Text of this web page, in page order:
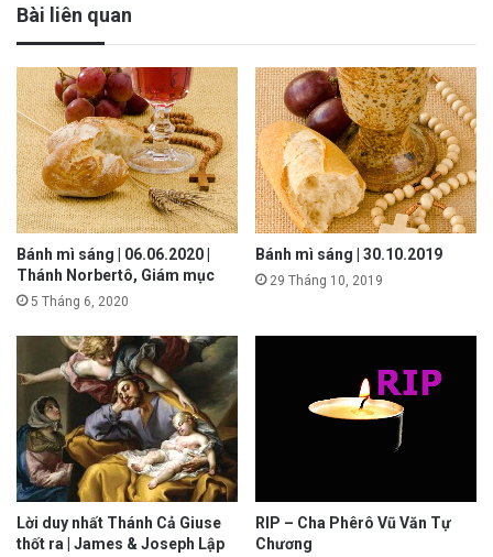
Bài liên quan
Bánh mì sáng | 06.06.2020 |
Thánh Norbertô, Giám mục
5 Tháng 6, 2020
Bánh mì sáng | 30.10.2019
29 Tháng 10, 2019
Lời duy nhất Thánh Cả Giuse
thốt ra | James & Joseph Lập
RIP – Cha Phêrô Vũ Văn Tự
Chương